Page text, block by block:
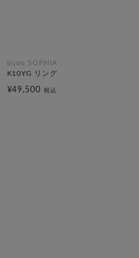
bijou SOPHIA
K10YG リング
¥49,500税込